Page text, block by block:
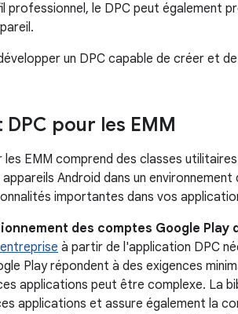
professionnel, le DPC peut également
un DPC capable de créer et
pour les EMM
les EMM comprend des classes
Android dans un
importantes dans vos
des comptes Google Play
à partir de l'application DPC
Play répondent à des exigences
applications peut être complexe. La
applications et assure également la